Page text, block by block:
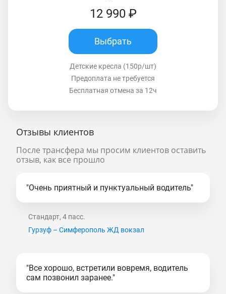
12 990 ₽
Выбрать
Детские кресла (150р/шт)
Предоплата не требуется
Бесплатная отмена за 12ч
Отзывы клиентов
После трансфера мы просим клиентов оставить
отзыв, как все прошло
"Очень приятный и пунктуальный водитель"
Стандарт, 4 пасс.
Гурзуф – Симферополь ЖД вокзал
"Все хорошо, встретили вовремя, водитель
сам позвонил заранее."